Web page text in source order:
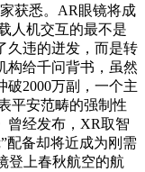
获悉。AR眼镜将成
人机交互的最不是
久违的迸发，而是转
构给千问背书，虽然
破2000万副，一个主
平安范畴的强制性
经发布，XR取智
配备却将近成为刚需
登上春秋航空的航